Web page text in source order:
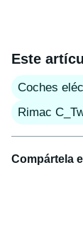
Este
Coches
Rimac
Compártela